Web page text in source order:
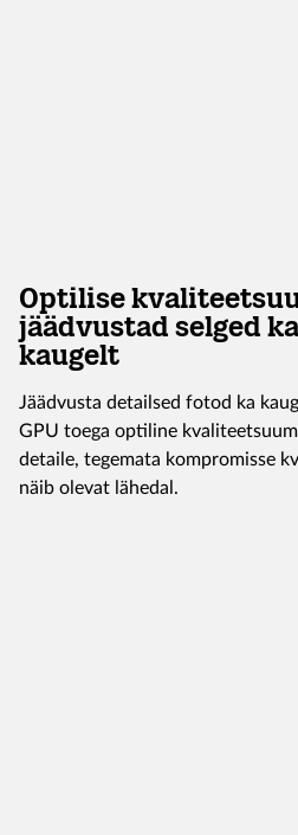
Optilise
jäädvustad selged
kaugelt
Jäädvusta detailsed fotod ka
GPU toega optiline
detaile, tegemata kompromisse
näib olevat lähedal.